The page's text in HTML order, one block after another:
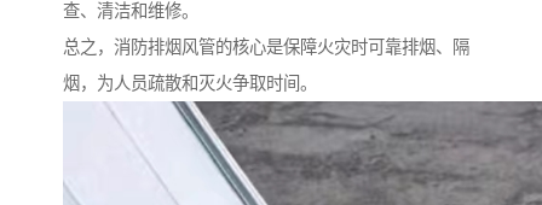
查、清洁和维修。
总之，消防排烟风管的核心是保障火灾时可靠排烟、隔
烟，为人员疏散和灭火争取时间。